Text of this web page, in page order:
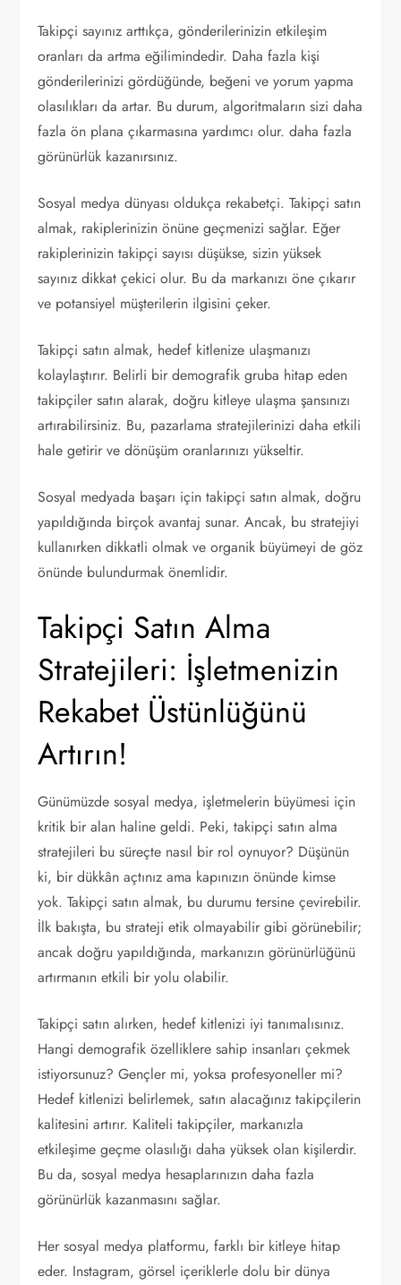
Takipçi sayınız arttıkça, gönderilerinizin etkileşim
oranları da artma eğilimindedir. Daha fazla kişi
gönderilerinizi gördüğünde, beğeni ve yorum yapma
olasılıkları da artar. Bu durum, algoritmaların sizi daha
fazla ön plana çıkarmasına yardımcı olur. daha fazla
görünürlük kazanırsınız.
Sosyal medya dünyası oldukça rekabetçi. Takipçi satın
almak, rakiplerinizin önüne geçmenizi sağlar. Eğer
rakiplerinizin takipçi sayısı düşükse, sizin yüksek
sayınız dikkat çekici olur. Bu da markanızı öne çıkarır
ve potansiyel müşterilerin ilgisini çeker.
Takipçi satın almak, hedef kitlenize ulaşmanızı
kolaylaştırır. Belirli bir demografik gruba hitap eden
takipçiler satın alarak, doğru kitleye ulaşma şansınızı
artırabilirsiniz. Bu, pazarlama stratejilerinizi daha etkili
hale getirir ve dönüşüm oranlarınızı yükseltir.
Sosyal medyada başarı için takipçi satın almak, doğru
yapıldığında birçok avantaj sunar. Ancak, bu stratejiyi
kullanırken dikkatli olmak ve organik büyümeyi de göz
önünde bulundurmak önemlidir.
Takipçi Satın Alma
Stratejileri: İşletmenizin
Rekabet Üstünlüğünü
Artırın!
Günümüzde sosyal medya, işletmelerin büyümesi için
kritik bir alan haline geldi. Peki, takipçi satın alma
stratejileri bu süreçte nasıl bir rol oynuyor? Düşünün
ki, bir dükkân açtınız ama kapınızın önünde kimse
yok. Takipçi satın almak, bu durumu tersine çevirebilir.
İlk bakışta, bu strateji etik olmayabilir gibi görünebilir;
ancak doğru yapıldığında, markanızın görünürlüğünü
artırmanın etkili bir yolu olabilir.
Takipçi satın alırken, hedef kitlenizi iyi tanımalısınız.
Hangi demografik özelliklere sahip insanları çekmek
istiyorsunuz? Gençler mi, yoksa profesyoneller mi?
Hedef kitlenizi belirlemek, satın alacağınız takipçilerin
kalitesini artırır. Kaliteli takipçiler, markanızla
etkileşime geçme olasılığı daha yüksek olan kişilerdir.
Bu da, sosyal medya hesaplarınızın daha fazla
görünürlük kazanmasını sağlar.
Her sosyal medya platformu, farklı bir kitleye hitap
eder. Instagram, görsel içeriklerle dolu bir dünya